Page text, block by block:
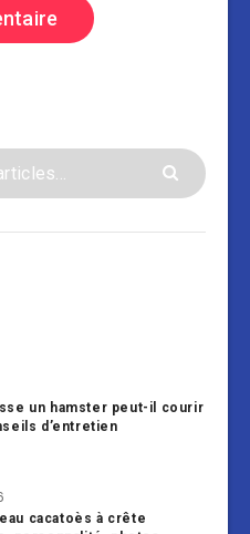
un hamster peut-il courir
d’entretien
cacatoès à crête